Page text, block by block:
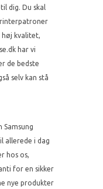
dig. Du skal
kvalitet,
har vi
de bedste
selv kan stå
Samsung
allerede i dag
hos os,
for en sikker
nye produkter